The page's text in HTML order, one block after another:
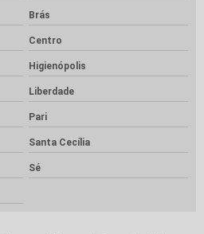
Brás
Centro
Higienópolis
Liberdade
Pari
Santa Cecília
Sé